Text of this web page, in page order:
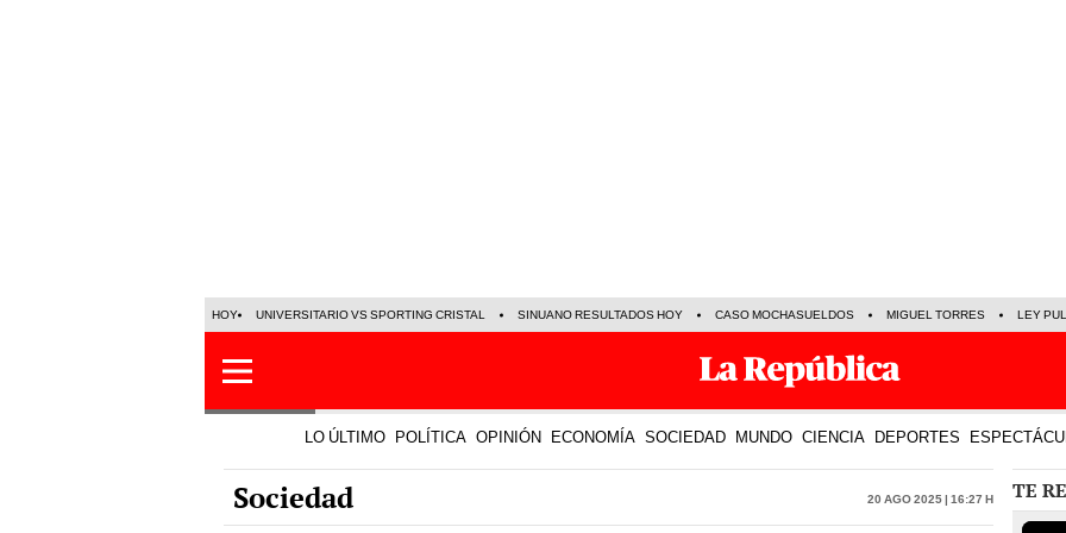
HOY UNIVERSITARIO VS SPORTING CRISTAL SINUANO RESULTADOS HOY CASO MOCHASUELDOS MIGUEL TORRES LEY
LO ÚLTIMO POLÍTICA OPINIÓN ECONOMÍA SOCIEDAD MUNDO CIENCIA DEPORTES
Sociedad 20 Ago 2025 | 16:27 h TE